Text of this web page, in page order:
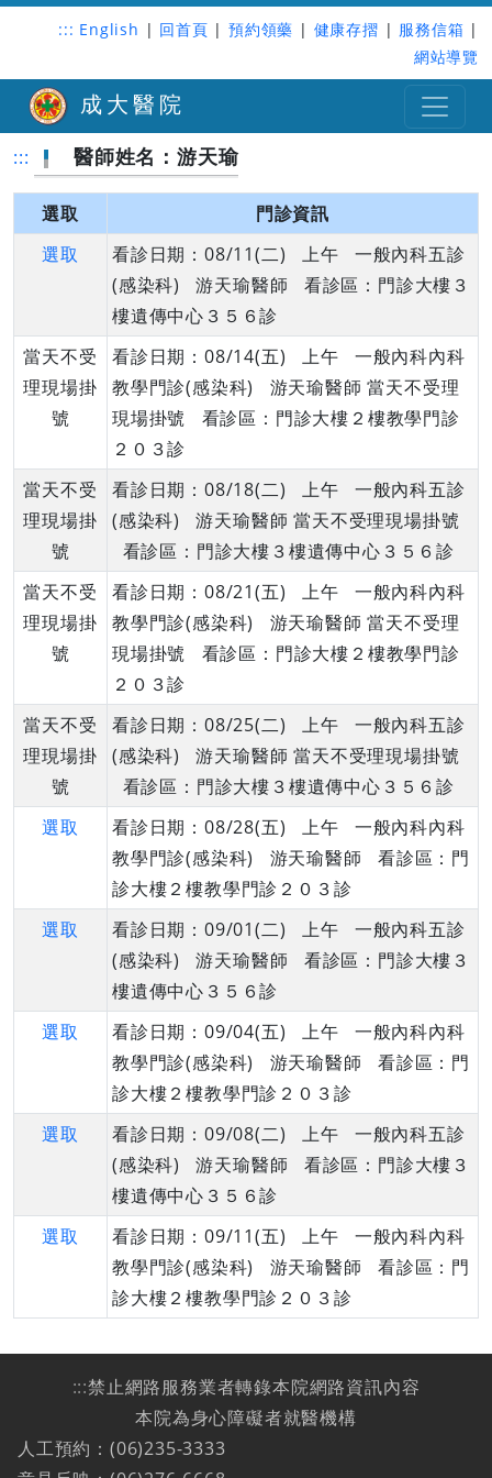
::: English | 回首頁 | 預約領藥 | 健康存摺 | 服務信箱 |
網站導覽
成大醫院
::: 醫師姓名：游天瑜
選取
門診資訊
選取
看診日期：08/11(二) 上午 一般內科五診
(感染科) 游天瑜醫師 看診區：門診大樓３
樓遺傳中心３５６診
當天不受
理現場掛
號
看診日期：08/14(五) 上午 一般內科內科
教學門診(感染科) 游天瑜醫師 當天不受理
現場掛號 看診區：門診大樓２樓教學門診
２０３診
當天不受
理現場掛
號
看診日期：08/18(二) 上午 一般內科五診
(感染科) 游天瑜醫師 當天不受理現場掛號
看診區：門診大樓３樓遺傳中心３５６診
當天不受
理現場掛
號
看診日期：08/21(五) 上午 一般內科內科
教學門診(感染科) 游天瑜醫師 當天不受理
現場掛號 看診區：門診大樓２樓教學門診
２０３診
當天不受
理現場掛
號
看診日期：08/25(二) 上午 一般內科五診
(感染科) 游天瑜醫師 當天不受理現場掛號
看診區：門診大樓３樓遺傳中心３５６診
選取
看診日期：08/28(五) 上午 一般內科內科
教學門診(感染科) 游天瑜醫師 看診區：門
診大樓２樓教學門診２０３診
選取
看診日期：09/01(二) 上午 一般內科五診
(感染科) 游天瑜醫師 看診區：門診大樓３
樓遺傳中心３５６診
選取
看診日期：09/04(五) 上午 一般內科內科
教學門診(感染科) 游天瑜醫師 看診區：門
診大樓２樓教學門診２０３診
選取
看診日期：09/08(二) 上午 一般內科五診
(感染科) 游天瑜醫師 看診區：門診大樓３
樓遺傳中心３５６診
選取
看診日期：09/11(五) 上午 一般內科內科
教學門診(感染科) 游天瑜醫師 看診區：門
診大樓２樓教學門診２０３診
:::禁止網路服務業者轉錄本院網路資訊內容
本院為身心障礙者就醫機構
人工預約：(06)235-3333